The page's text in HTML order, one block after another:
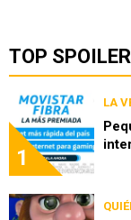
TOP SPOILER
1
LA